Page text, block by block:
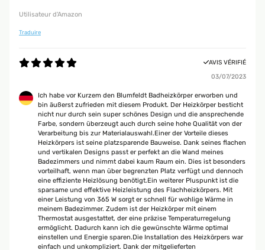
Utilisateur d'Amazon
Traduire
AVIS VÉRIFIÉ
03/07/2023
Ich habe vor Kurzem den Blumfeldt Badheizkörper erworben und
bin äußerst zufrieden mit diesem Produkt. Der Heizkörper besticht
nicht nur durch sein super schönes Design und die ansprechende
Farbe, sondern überzeugt auch durch seine hohe Qualität von der
Verarbeitung bis zur Materialauswahl.Einer der Vorteile dieses
Heizkörpers ist seine platzsparende Bauweise. Dank seines flachen
und vertikalen Designs passt er perfekt an die Wand meines
Badezimmers und nimmt dabei kaum Raum ein. Dies ist besonders
vorteilhaft, wenn man über begrenzten Platz verfügt und dennoch
eine effiziente Heizlösung benötigt.Ein weiterer Pluspunkt ist die
sparsame und effektive Heizleistung des Flachheizkörpers. Mit
einer Leistung von 365 W sorgt er schnell für wohlige Wärme in
meinem Badezimmer. Zudem ist der Heizkörper mit einem
Thermostat ausgestattet, der eine präzise Temperaturregelung
ermöglicht. Dadurch kann ich die gewünschte Wärme optimal
einstellen und Energie sparen.Die Installation des Heizkörpers war
einfach und unkompliziert. Dank der mitgelieferten